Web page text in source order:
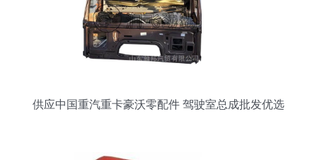
供应中国重汽重卡豪沃零配件 驾驶室总成批发优选